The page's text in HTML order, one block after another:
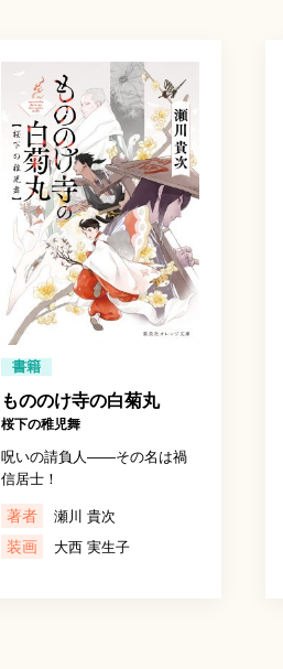
書籍
もののけ寺の白菊丸
桜下の稚児舞
呪いの請負人――その名は禍
信居士！
著者 瀬川 貴次
装画 大西 実生子